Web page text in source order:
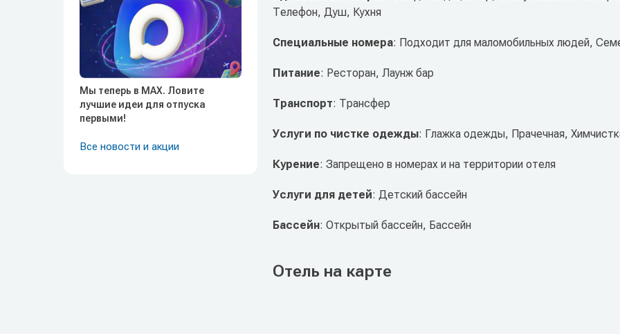
Мы теперь в MAX. Ловите
лучшие идеи для отпуска
первыми!
Все новости и акции
Телефон, Душ, Кухня
Специальные номера: Подходит для маломобильных людей,
Питание: Ресторан, Лаунж бар
Транспорт: Трансфер
Услуги по чистке одежды: Глажка одежды, Прачечная,
Курение: Запрещено в номерах и на территории отеля
Услуги для детей: Детский бассейн
Бассейн: Открытый бассейн, Бассейн
Отель на карте